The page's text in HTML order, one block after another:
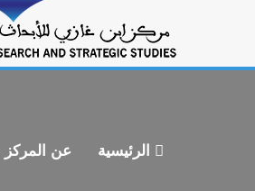
الرئيسية عن المركز